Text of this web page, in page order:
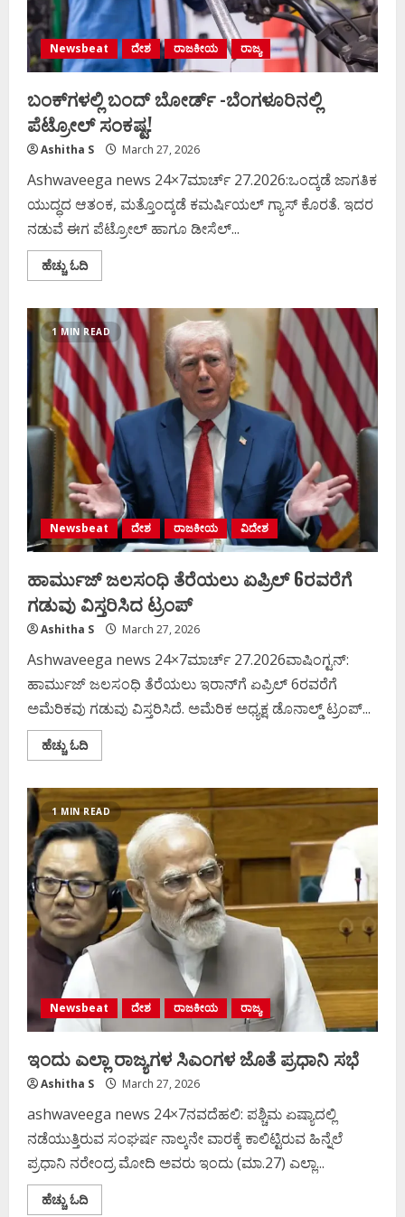
Newsbeat ದೇಶ ರಾಜಕೀಯ ರಾಜ್ಯ
ಬಂಕ್‌ಗಳಲ್ಲಿ ಬಂದ್ ಬೋರ್ಡ್ -ಬೆಂಗಳೂರಿನಲ್ಲಿ
ಪೆಟ್ರೋಲ್ ಸಂಕಷ್ಟ!
Ashitha S March 27, 2026
Ashwaveega news 24×7ಮಾರ್ಚ್‌ 27.2026:ಒಂದ್ಕಡೆ ಜಾಗತಿಕ
ಯುದ್ಧದ ಆತಂಕ, ಮತ್ತೊಂದ್ಕಡೆ ಕಮರ್ಷಿಯಲ್ ಗ್ಯಾಸ್ ಕೊರತೆ. ಇದರ
ನಡುವೆ ಈಗ ಪೆಟ್ರೋಲ್ ಹಾಗೂ ಡೀಸೆಲ್...
ಹೆಚ್ಚು ಓದಿRead
more
ಬಂದ್
ಬೋರ್ಡ್
-ಬೆಂಗಳೂರಿನಲ್ಲಿ
ಪೆಟ್ರೋಲ್
ಸಂಕಷ್ಟ!
1 MIN READ
Newsbeat ದೇಶ ರಾಜಕೀಯ ವಿದೇಶ
ಹಾರ್ಮುಜ್ ಜಲಸಂಧಿ ತೆರೆಯಲು ಏಪ್ರಿಲ್ 6ರವರೆಗೆ
ಗಡುವು ವಿಸ್ತರಿಸಿದ ಟ್ರಂಪ್
Ashitha S March 27, 2026
Ashwaveega news 24×7ಮಾರ್ಚ್‌ 27.2026ವಾಷಿಂಗ್ಟನ್:
ಹಾರ್ಮುಜ್ ಜಲಸಂಧಿ ತೆರೆಯಲು ಇರಾನ್​ಗೆ ಏಪ್ರಿಲ್ 6ರವರೆಗೆ
ಅಮೆರಿಕವು ಗಡುವು ವಿಸ್ತರಿಸಿದೆ. ಅಮೆರಿಕ ಅಧ್ಯಕ್ಷ ಡೊನಾಲ್ಡ್​ ಟ್ರಂಪ್...
ಹೆಚ್ಚು ಓದಿRead
more
ಜಲಸಂಧಿ
ತೆರೆಯಲು
ಏಪ್ರಿಲ್
6ರವರೆಗೆ
ಗಡುವು
ವಿಸ್ತರಿಸಿದ
ಟ್ರಂಪ್
1 MIN READ
Newsbeat ದೇಶ ರಾಜಕೀಯ ರಾಜ್ಯ
ಇಂದು ಎಲ್ಲಾ ರಾಜ್ಯಗಳ ಸಿಎಂಗಳ ಜೊತೆ ಪ್ರಧಾನಿ ಸಭೆ
Ashitha S March 27, 2026
ashwaveega news 24×7ನವದೆಹಲಿ: ಪಶ್ಚಿಮ ಏಷ್ಯಾದಲ್ಲಿ
ನಡೆಯುತ್ತಿರುವ ಸಂಘರ್ಷ ನಾಲ್ಕನೇ ವಾರಕ್ಕೆ ಕಾಲಿಟ್ಟಿರುವ ಹಿನ್ನೆಲೆ
ಪ್ರಧಾನಿ ನರೇಂದ್ರ ಮೋದಿ ಅವರು ಇಂದು (ಮಾ.27) ಎಲ್ಲಾ...
ಹೆಚ್ಚು ಓದಿRead
more